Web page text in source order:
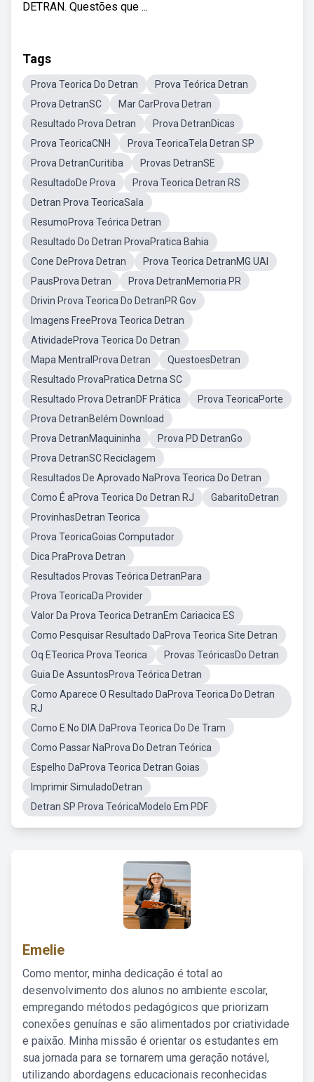
DETRAN. Questões que ...
Tags
Prova Teorica Do Detran
Prova Teórica Detran
Prova DetranSC
Mar CarProva Detran
Resultado Prova Detran
Prova DetranDicas
Prova TeoricaCNH
Prova TeoricaTela Detran SP
Prova DetranCuritiba
Provas DetranSE
ResultadoDe Prova
Prova Teorica Detran RS
Detran Prova TeoricaSala
ResumoProva Teórica Detran
Resultado Do Detran ProvaPratica Bahia
Cone DeProva Detran
Prova Teorica DetranMG UAI
PausProva Detran
Prova DetranMemoria PR
Drivin Prova Teorica Do DetranPR Gov
Imagens FreeProva Teorica Detran
AtividadeProva Teorica Do Detran
Mapa MentralProva Detran
QuestoesDetran
Resultado ProvaPratica Detrna SC
Resultado Prova DetranDF Prática
Prova TeoricaPorte
Prova DetranBelém Download
Prova DetranMaquininha
Prova PD DetranGo
Prova DetranSC Reciclagem
Resultados De Aprovado NaProva Teorica Do Detran
Como É aProva Teorica Do Detran RJ
GabaritoDetran
ProvinhasDetran Teorica
Prova TeoricaGoias Computador
Dica PraProva Detran
Resultados Provas Teórica DetranPara
Prova TeoricaDa Provider
Valor Da Prova Teorica DetranEm Cariacica ES
Como Pesquisar Resultado DaProva Teorica Site Detran
Oq ETeorica Prova Teorica
Provas TeóricasDo Detran
Guia De AssuntosProva Teórica Detran
Como Aparece O Resultado DaProva Teorica Do Detran
RJ
Como E No DIA DaProva Teorica Do De Tram
Como Passar NaProva Do Detran Teórica
Espelho DaProva Teorica Detran Goias
Imprimir SimuladoDetran
Detran SP Prova TeóricaModelo Em PDF
Emelie
Como mentor, minha dedicação é total ao
desenvolvimento dos alunos no ambiente escolar,
empregando métodos pedagógicos que priorizam
conexões genuínas e são alimentados por criatividade
e paixão. Minha missão é orientar os estudantes em
sua jornada para se tornarem uma geração notável,
utilizando abordagens educacionais reconhecidas